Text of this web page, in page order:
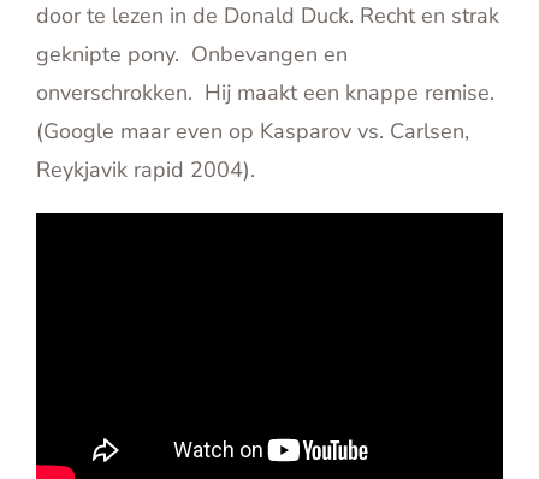
door te lezen in de Donald Duck. Recht en strak
geknipte pony. Onbevangen en
onverschrokken. Hij maakt een knappe remise.
(Google maar even op Kasparov vs. Carlsen,
Reykjavik rapid 2004).